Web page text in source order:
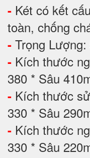
- Két có kết
toàn, chống
- Trọng
- Kích thước
380 * Sâu
- Kích thước
330 * Sâu
- Kích thước
330 * Sâu